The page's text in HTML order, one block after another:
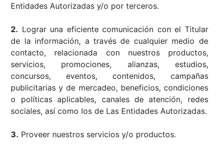
Entidades Autorizadas y/o por terceros.
2. Lograr una eficiente comunicación con el Titular
de la información, a través de cualquier medio de
contacto, relacionada con nuestros productos,
servicios, promociones, alianzas, estudios,
concursos, eventos, contenidos, campañas
publicitarias y de mercadeo, beneficios, condiciones
o políticas aplicables, canales de atención, redes
sociales, así como los de Las Entidades Autorizadas.
3. Proveer nuestros servicios y/o productos.